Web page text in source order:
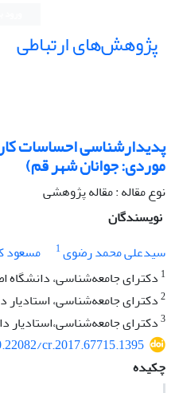
پژوهش‌های ارتباطی
پدیدارشناسی احساسات
موردی: جوانان شهر قم)
نوع مقاله : مقاله پژوهشی
نویسندگان
سید‌علی محمد رضوی1 مسعود
1 دکترای جامعه‌شناسی، دانشگاه
2دکترای جامعه‌شناسی، استادیار
3دکترای جامعه‌شناسی،استادیار
cr.2017.67715.1395
چکیده